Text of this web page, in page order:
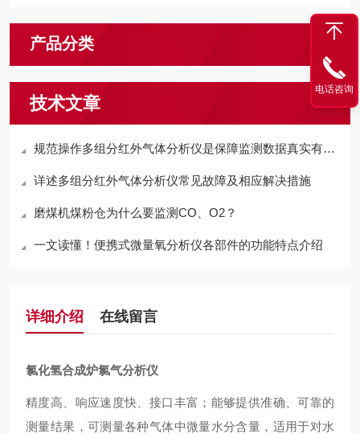
产品分类
技术文章
规范操作多组分红外气体分析仪是保障监测数据真实有效的关键
详述多组分红外气体分析仪常见故障及相应解决措施
磨煤机煤粉仓为什么要监测CO、O2？
一文读懂！便携式微量氧分析仪各部件的功能特点介绍
详细介绍 在线留言
氯化氢合成炉氯气分析仪
精度高、响应速度快、接口丰富；能够提供准确、可靠的
测量结果，可测量各种气体中微量水分含量，适用于对水
电话咨询